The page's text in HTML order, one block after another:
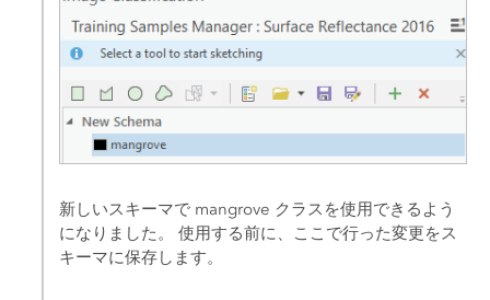
新しいスキーマで mangrove クラスを使用できるよう
になりました。 使用する前に、ここで行った変更をス
キーマに保存します。